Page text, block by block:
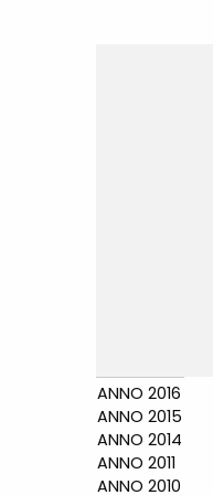
ANNO 2016
ANNO 2015
ANNO 2014
ANNO 2011
ANNO 2010